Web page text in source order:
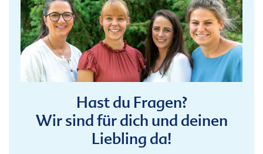
Hast du Fragen?
Wir sind für dich und deinen
Liebling da!